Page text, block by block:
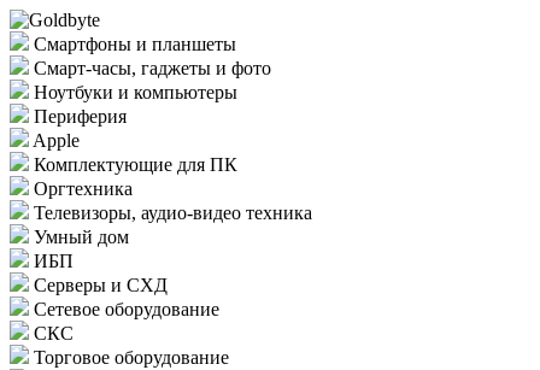
Смартфоны и планшеты
Смарт-часы, гаджеты и фото
Ноутбуки и компьютеры
Периферия
Apple
Комплектующие для ПК
Оргтехника
Телевизоры, аудио-видео техника
Умный дом
ИБП
Серверы и СХД
Сетевое оборудование
СКС
Торговое оборудование